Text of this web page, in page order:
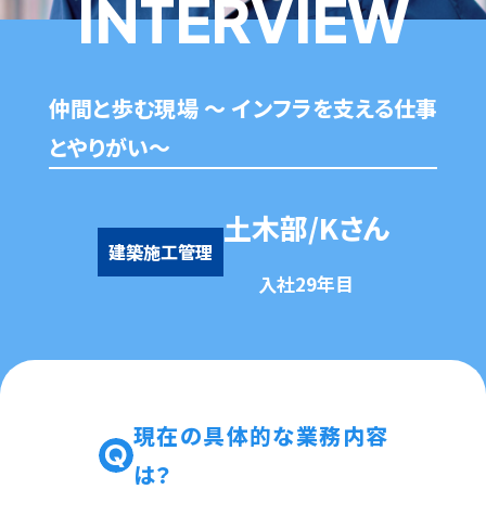
INTERVIEW
仲間と歩む現場 ～ インフラを支える仕事
とやりがい～
建築施工管理
土木部/Kさん
入社29年目
現在の具体的な業務内容
は？